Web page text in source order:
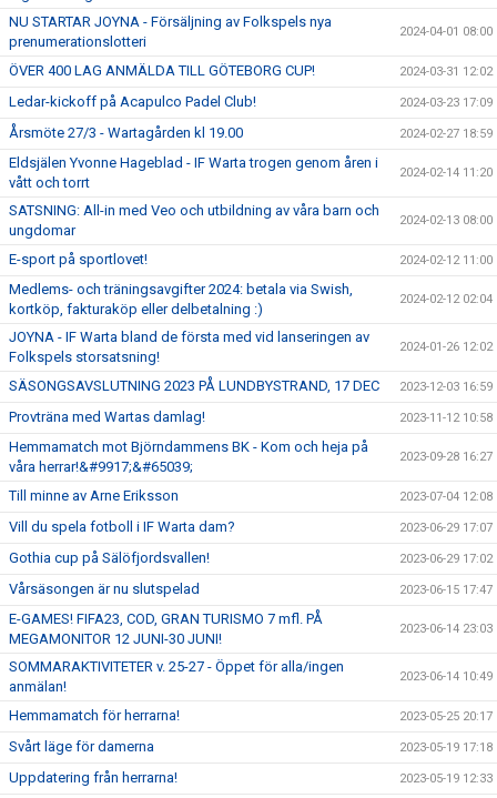
NU STARTAR JOYNA - Försäljning av Folkspels nya
prenumerationslotteri
2024-04-01 08:00
ÖVER 400 LAG ANMÄLDA TILL GÖTEBORG CUP! 2024-03-31 12:02
Ledar-kickoff på Acapulco Padel Club! 2024-03-23 17:09
Årsmöte 27/3 - Wartagården kl 19.00 2024-02-27 18:59
Eldsjälen Yvonne Hageblad - IF Warta trogen genom åren i
vått och torrt
2024-02-14 11:20
SATSNING: All-in med Veo och utbildning av våra barn och
ungdomar
2024-02-13 08:00
E-sport på sportlovet! 2024-02-12 11:00
Medlems- och träningsavgifter 2024: betala via Swish,
kortköp, fakturaköp eller delbetalning :)
2024-02-12 02:04
JOYNA - IF Warta bland de första med vid lanseringen av
Folkspels storsatsning!
2024-01-26 12:02
SÄSONGSAVSLUTNING 2023 PÅ LUNDBYSTRAND, 17 DEC 2023-12-03 16:59
Provträna med Wartas damlag! 2023-11-12 10:58
Hemmamatch mot Björndammens BK - Kom och heja på
våra herrar!&#9917;&#65039;
2023-09-28 16:27
Till minne av Arne Eriksson 2023-07-04 12:08
Vill du spela fotboll i IF Warta dam? 2023-06-29 17:07
Gothia cup på Sälöfjordsvallen! 2023-06-29 17:02
Vårsäsongen är nu slutspelad 2023-06-15 17:47
E-GAMES! FIFA23, COD, GRAN TURISMO 7 mfl. PÅ
MEGAMONITOR 12 JUNI-30 JUNI!
2023-06-14 23:03
SOMMARAKTIVITETER v. 25-27 - Öppet för alla/ingen
anmälan!
2023-06-14 10:49
Hemmamatch för herrarna! 2023-05-25 20:17
Svårt läge för damerna 2023-05-19 17:18
Uppdatering från herrarna! 2023-05-19 12:33